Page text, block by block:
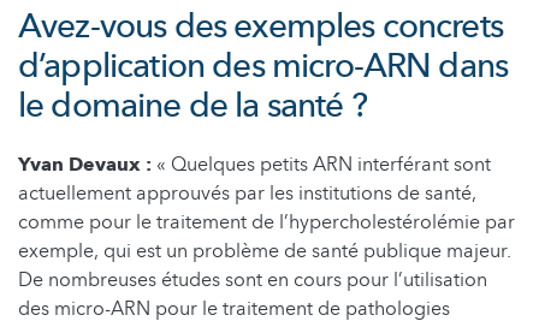
Avez-vous des exemples concrets
d’application des micro-ARN dans
le domaine de la santé ?
Yvan Devaux : « Quelques petits ARN interférant sont
actuellement approuvés par les institutions de santé,
comme pour le traitement de l’hypercholestérolémie par
exemple, qui est un problème de santé publique majeur.
De nombreuses études sont en cours pour l’utilisation
des micro-ARN pour le traitement de pathologies